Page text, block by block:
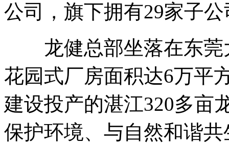
公司，旗下拥有29家子
龙健总部坐落在东莞
花园式厂房面积达6万平
建设投产的湛江320多亩
保护环境、与自然和谐